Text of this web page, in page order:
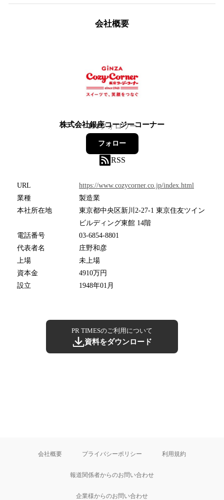
会社概要
株式会社銀座コージーコーナー
131フォロワー
フォロー
RSS
URL
https://www.cozycorner.co.jp/index.html
業種
製造業
本社所在地
東京都中央区新川2-27-1 東京住友ツイン
ビルディング東館 14階
電話番号
03-6854-8801
代表者名
庄野和彦
上場
未上場
資本金
4910万円
設立
1948年01月
PR TIMESのご利用について
資料をダウンロード
会社概要 プライバシーポリシー 利用規約
報道関係者からのお問い合わせ
企業様からのお問い合わせ